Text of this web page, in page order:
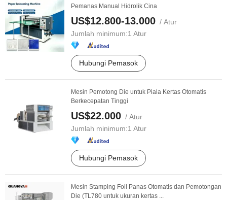
Pemanas Manual Hidrolik Cina
US$12.800-13.000 / Atur
Jumlah minimum:1 Atur
Hubungi Pemasok
Mesin Pemotong Die untuk Piala Kertas Otomatis
Berkecepatan Tinggi
US$22.000 / Atur
Jumlah minimum:1 Atur
Hubungi Pemasok
Mesin Stamping Foil Panas Otomatis dan Pemotongan
Die (TL780 untuk ukuran kertas ...